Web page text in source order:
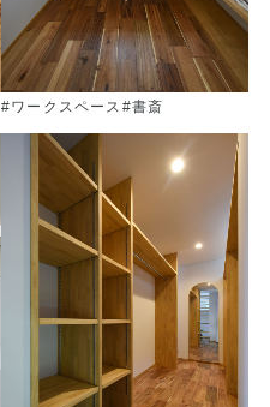
#ワークスペース #書斎